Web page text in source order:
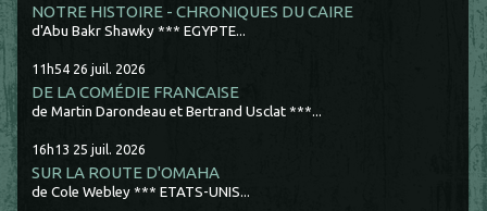
NOTRE HISTOIRE - CHRONIQUES DU CAIRE
d'Abu Bakr Shawky *** EGYPTE...
11h54 26 juil. 2026
DE LA COMÉDIE FRANCAISE
de Martin Darondeau et Bertrand Usclat ***...
16h13 25 juil. 2026
SUR LA ROUTE D'OMAHA
de Cole Webley *** ETATS-UNIS...